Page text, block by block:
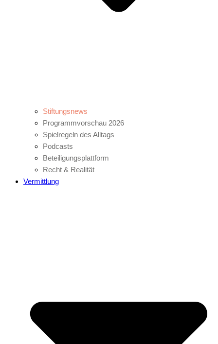
Stiftungsnews
Programmvorschau 2026
Spielregeln des Alltags
Podcasts
Beteiligungsplattform
Recht & Realität
Vermittlung